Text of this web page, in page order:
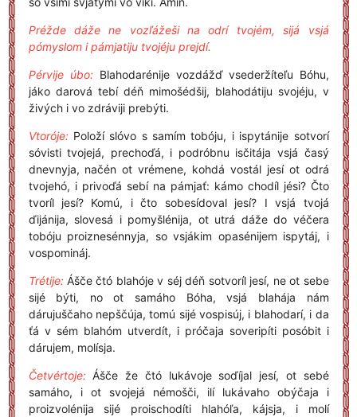
Préžde dáže ne vozľážeši na odrí tvojém, sijá vsjá
pómyslom i pámjatiju tvojéju prejdí.
Pérvije úbo:Blahodarénije vozdážď vsederžíteľu Bóhu,
jáko darová tebí déň mimošédšij, blahodátiju svojéju, v
živých i vo zdráviji prebýti.
Vtoróje:Položí slóvo s samím tobóju, i ispytánije sotvorí
sóvisti tvojejá, prechoďá, i podróbnu isčitája vsjá časý
dnevnyja, načén ot vrémene, kohdá vostál jesí ot odrá
tvojehó, i privoďá sebí na pámjať: kámo chodíl jési? Čto
tvoríl jesí? Komú, i čto sobesídoval jesí? I vsjá tvojá
ďijánija, slovesá i pomyšlénija, ot utrá dáže do véčera
tobóju proiznesénnyja, so vsjákim opasénijem ispytáj, i
vospomináj.
Trétije:Ášče čtó blahóje v séj déň sotvoríl jesí, ne ot sebe
sijé býti, no ot samáho Bóha, vsjá blahája nám
dárujuščaho nepščúja, tomú sijé vospisúj, i blahodarí, i da
ťá v sém blahóm utverdít, i próčaja soveripíti posóbit i
dárujem, molísja.
Četvértoje:Ášče že čtó lukávoje soďíjal jesí, ot sebé
samáho, i ot svojejá némošči, ilí lukávaho obýčaja i
proizvolénija sijé proischodíti hlahóľa, kájsja, i molí